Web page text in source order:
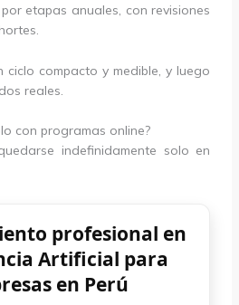
etapas anuales, con revisiones
ciclo compacto y medible, y luego
reales.
con programas online?
indefinidamente solo en
profesional en
Artificial para
en Perú